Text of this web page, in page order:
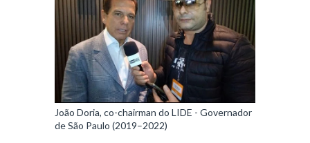
João Doria, co-chairman do LIDE - Governador
de São Paulo (2019–2022)